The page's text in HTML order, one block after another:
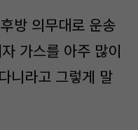
방 의무대로 운송
가스를 아주 많이
니라고 그렇게 말